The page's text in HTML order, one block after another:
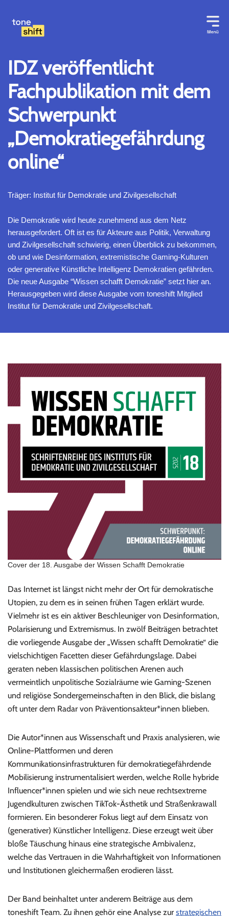
Zum
Inhalt
IDZ veröffentlicht
Fachpublikation mit dem
Schwerpunkt
„Demokratiegefährdung
online“
Träger: Institut für Demokratie und Zivilgesellschaft
Die Demokratie wird heute zunehmend aus dem Netz
herausgefordert. Oft ist es für Akteure aus Politik, Verwaltung
und Zivilgesellschaft schwierig, einen Überblick zu bekommen,
ob und wie Desinformation, extremistische Gaming-Kulturen
oder generative Künstliche Intelligenz Demokratien gefährden.
Die neue Ausgabe “Wissen schafft Demokratie” setzt hier an.
Herausgegeben wird diese Ausgabe vom toneshift Mitglied
Institut für Demokratie und Zivilgesellschaft.
Cover der 18. Ausgabe der Wissen Schafft Demokratie
Das Internet ist längst nicht mehr der Ort für demokratische
Utopien, zu dem es in seinen frühen Tagen erklärt wurde.
Vielmehr ist es ein aktiver Beschleuniger von Desinformation,
Polarisierung und Extremismus. In zwölf Beiträgen betrachtet
die vorliegende Ausgabe der „Wissen schafft Demokratie“ die
vielschichtigen Facetten dieser Gefährdungslage. Dabei
geraten neben klassischen politischen Arenen auch
vermeintlich unpolitische Sozialräume wie Gaming-Szenen
und religiöse Sondergemeinschaften in den Blick, die bislang
oft unter dem Radar von Präventionsakteur*innen blieben.
Die Autor*innen aus Wissenschaft und Praxis analysieren, wie
Online-Plattformen und deren
Kommunikationsinfrastrukturen für demokratiegefährdende
Mobilisierung instrumentalisiert werden, welche Rolle hybride
Influencer*innen spielen und wie sich neue rechtsextreme
Jugendkulturen zwischen TikTok-Ästhetik und Straßenkrawall
formieren. Ein besonderer Fokus liegt auf dem Einsatz von
(generativer) Künstlicher Intelligenz. Diese erzeugt weit über
bloße Täuschung hinaus eine strategische Ambivalenz,
welche das Vertrauen in die Wahrhaftigkeit von Informationen
und Institutionen gleichermaßen erodieren lässt.
Der Band beinhaltet unter anderem Beiträge aus dem
toneshift Team. Zu ihnen gehör eine Analyse zur strategischen